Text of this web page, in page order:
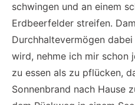
schwingen und an einem
Erdbeerfelder streifen.
Durchhaltevermögen
wird, nehme ich mir schon
zu essen als zu pflücken,
Sonnenbrand nach Hause